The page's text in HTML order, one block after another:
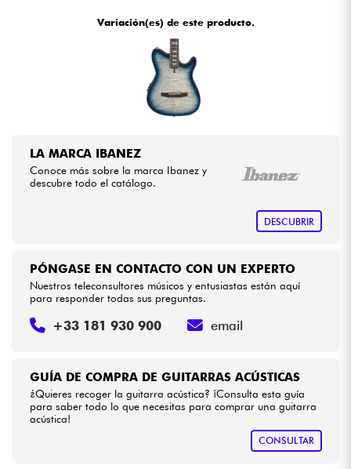
Variación(es) de este producto.
LA MARCA IBANEZ
Conoce más sobre la marca Ibanez y
descubre todo el catálogo.
DESCUBRIR
GUÍA DE COMPRA DE GUITARRAS ACÚSTICAS
¿Quieres recoger la guitarra acústica? ¡Consulta esta guía
para saber todo lo que necesitas para comprar una guitarra
acústica!
CONSULTAR
PÓNGASE EN CONTACTO CON UN EXPERTO
Nuestros teleconsultores músicos y entusiastas están aquí
para responder todas sus preguntas.
+33 181 930 900 email